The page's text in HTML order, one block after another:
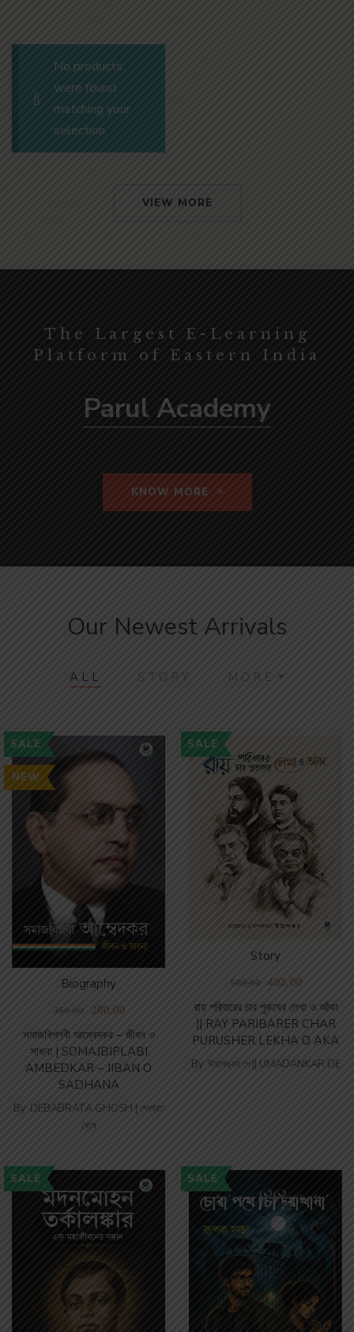
No products
were found
matching your
selection.
VIEW MORE
The Largest E-Learning
Platform of Eastern India
Parul Academy
KNOW MORE
Our Newest Arrivals
ALL STORY MORE
SALE
NEW
সমাজবিপ্লবী আম্বেদকর – জীবন ও
সাধনা | SOMAJBIPLABI
AMBEDKAR – JIBAN O
SADHANA
Biography
350.00 280.00
By DEBABRATA GHOSH | দেবব্রত
ঘোষ
SALE
রায় পরিবারের চার পুরুষের লেখা ও আঁকা
|| RAY PARIBARER CHAR
PURUSHER LEKHA O AKA
Story
580.00 493.00
By উমাশঙ্কর দে || UMADANKAR DE
SALE SALE